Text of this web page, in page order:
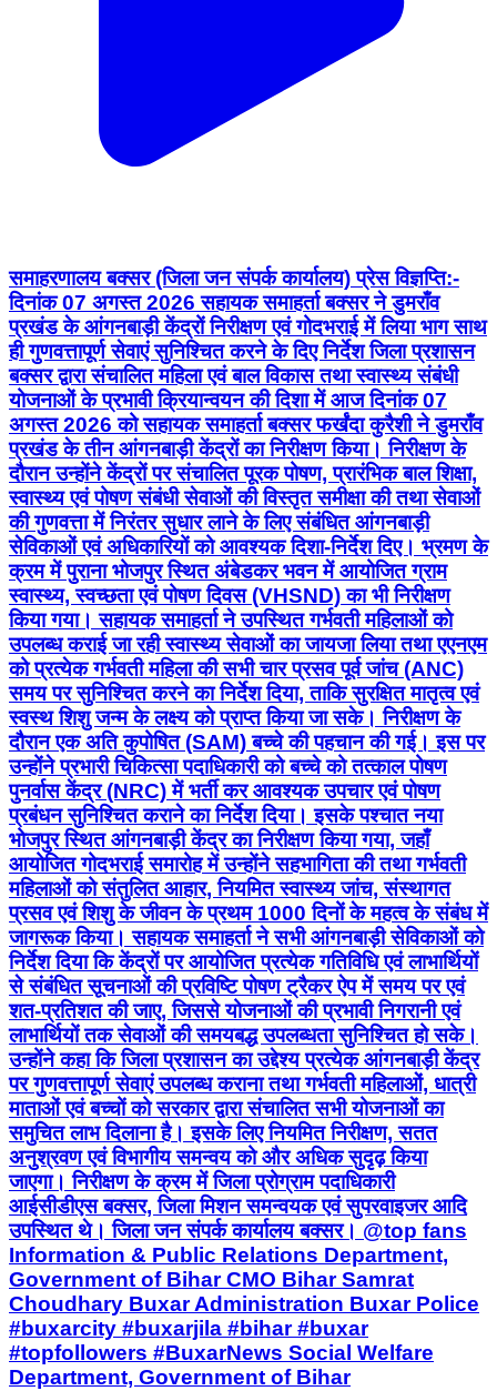
समाहरणालय बक्सर (जिला जन संपर्क कार्यालय) प्रेस विज्ञप्ति:-
दिनांक 07 अगस्त 2026 सहायक समाहर्ता बक्सर ने डुमराँव
प्रखंड के आंगनबाड़ी केंद्रों निरीक्षण एवं गोदभराई में लिया भाग साथ
ही गुणवत्तापूर्ण सेवाएं सुनिश्चित करने के दिए निर्देश जिला प्रशासन
बक्सर द्वारा संचालित महिला एवं बाल विकास तथा स्वास्थ्य संबंधी
योजनाओं के प्रभावी क्रियान्वयन की दिशा में आज दिनांक 07
अगस्त 2026 को सहायक समाहर्ता बक्सर फर्खंदा कुरैशी ने डुमराँव
प्रखंड के तीन आंगनबाड़ी केंद्रों का निरीक्षण किया। निरीक्षण के
दौरान उन्होंने केंद्रों पर संचालित पूरक पोषण, प्रारंभिक बाल शिक्षा,
स्वास्थ्य एवं पोषण संबंधी सेवाओं की विस्तृत समीक्षा की तथा सेवाओं
की गुणवत्ता में निरंतर सुधार लाने के लिए संबंधित आंगनबाड़ी
सेविकाओं एवं अधिकारियों को आवश्यक दिशा-निर्देश दिए। भ्रमण के
क्रम में पुराना भोजपुर स्थित अंबेडकर भवन में आयोजित ग्राम
स्वास्थ्य, स्वच्छता एवं पोषण दिवस (VHSND) का भी निरीक्षण
किया गया। सहायक समाहर्ता ने उपस्थित गर्भवती महिलाओं को
उपलब्ध कराई जा रही स्वास्थ्य सेवाओं का जायजा लिया तथा एएनएम
को प्रत्येक गर्भवती महिला की सभी चार प्रसव पूर्व जांच (ANC)
समय पर सुनिश्चित करने का निर्देश दिया, ताकि सुरक्षित मातृत्व एवं
स्वस्थ शिशु जन्म के लक्ष्य को प्राप्त किया जा सके। निरीक्षण के
दौरान एक अति कुपोषित (SAM) बच्चे की पहचान की गई। इस पर
उन्होंने प्रभारी चिकित्सा पदाधिकारी को बच्चे को तत्काल पोषण
पुनर्वास केंद्र (NRC) में भर्ती कर आवश्यक उपचार एवं पोषण
प्रबंधन सुनिश्चित कराने का निर्देश दिया। इसके पश्चात नया
भोजपुर स्थित आंगनबाड़ी केंद्र का निरीक्षण किया गया, जहाँ
आयोजित गोदभराई समारोह में उन्होंने सहभागिता की तथा गर्भवती
महिलाओं को संतुलित आहार, नियमित स्वास्थ्य जांच, संस्थागत
प्रसव एवं शिशु के जीवन के प्रथम 1000 दिनों के महत्व के संबंध में
जागरूक किया। सहायक समाहर्ता ने सभी आंगनबाड़ी सेविकाओं को
निर्देश दिया कि केंद्रों पर आयोजित प्रत्येक गतिविधि एवं लाभार्थियों
से संबंधित सूचनाओं की प्रविष्टि पोषण ट्रैकर ऐप में समय पर एवं
शत-प्रतिशत की जाए, जिससे योजनाओं की प्रभावी निगरानी एवं
लाभार्थियों तक सेवाओं की समयबद्ध उपलब्धता सुनिश्चित हो सके।
उन्होंने कहा कि जिला प्रशासन का उद्देश्य प्रत्येक आंगनबाड़ी केंद्र
पर गुणवत्तापूर्ण सेवाएं उपलब्ध कराना तथा गर्भवती महिलाओं, धात्री
माताओं एवं बच्चों को सरकार द्वारा संचालित सभी योजनाओं का
समुचित लाभ दिलाना है। इसके लिए नियमित निरीक्षण, सतत
अनुश्रवण एवं विभागीय समन्वय को और अधिक सुदृढ़ किया
जाएगा। निरीक्षण के क्रम में जिला प्रोग्राम पदाधिकारी
आईसीडीएस बक्सर, जिला मिशन समन्वयक एवं सुपरवाइजर आदि
उपस्थित थे। जिला जन संपर्क कार्यालय बक्सर। @top fans
Information & Public Relations Department,
Government of Bihar CMO Bihar Samrat
Choudhary Buxar Administration Buxar Police
#buxarcity #buxarjila #bihar #buxar
#topfollowers #BuxarNews Social Welfare
Department, Government of Bihar